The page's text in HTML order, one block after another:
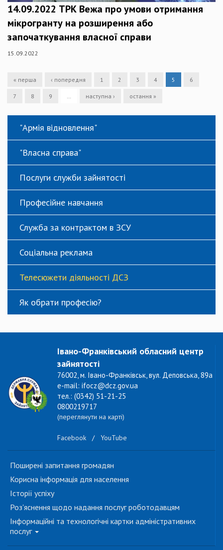
14.09.2022 ТРК Вежа про умови отримання
мікрогранту на розширення або
започаткування власної справи
15.09.2022
« перша ‹ попередня 1 2 3 4 5 6
7 8 9 … наступна › остання »
"Армія відновлення"
"Власна справа"
Послуги служби зайнятості
Професійне навчання
Служба за контрактом в ЗСУ
Соціальна реклама
Телесюжети діяльності ДСЗ
Як обрати професію?
Івано-Франківський обласний центр
зайнятості
76002, м. Івано-Франківськ, вул. Деповська, 89а
e-mail: ifocz@dcz.gov.ua
тел.: (0342) 51-21-25
0800219717
(переглянути на карті)
Facebook / YouTube
Поширені запитання громадян
Корисна інформація для населення
Історії успіху
Роз'яснення щодо надання послуг роботодавцям
Інформаційні та технологічні картки адміністративних
послуг